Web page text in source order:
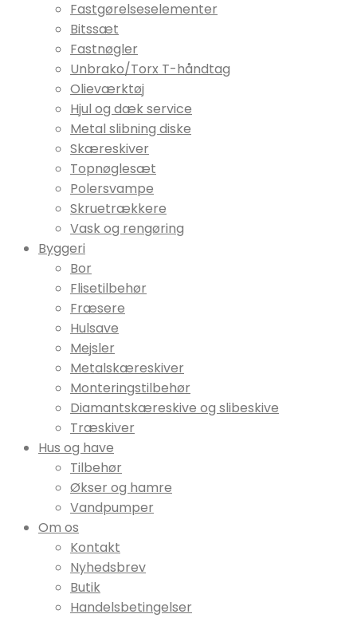
Fastgørelseselementer
Bitssæt
Fastnøgler
Unbrako/Torx T-håndtag
Olieværktøj
Hjul og dæk service
Metal slibning diske
Skæreskiver
Topnøglesæt
Polersvampe
Skruetrækkere
Vask og rengøring
Byggeri
Bor
Flisetilbehør
Fræsere
Hulsave
Mejsler
Metalskæreskiver
Monteringstilbehør
Diamantskæreskive og slibeskive
Træskiver
Hus og have
Tilbehør
Økser og hamre
Vandpumper
Om os
Kontakt
Nyhedsbrev
Butik
Handelsbetingelser